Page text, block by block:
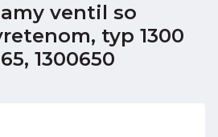
ventil so
typ 1300
1300650